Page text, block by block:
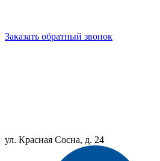
Заказать обратный звонок
ул. Красная Сосна, д. 24